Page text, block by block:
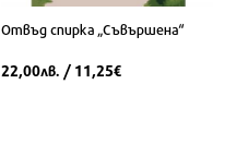
Отвъд спирка „Съвършена“
22,00лв. / 11,25€